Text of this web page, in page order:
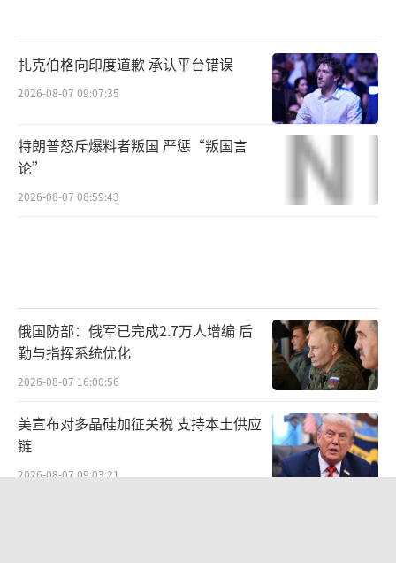
扎克伯格向印度道歉 承认平台错误
2026-08-07 09:07:35
特朗普怒斥爆料者叛国 严惩“叛国言
论”
2026-08-07 08:59:43
俄国防部：俄军已完成2.7万人增编 后
勤与指挥系统优化
2026-08-07 16:00:56
美宣布对多晶硅加征关税 支持本土供应
链
2026-08-07 09:03:21